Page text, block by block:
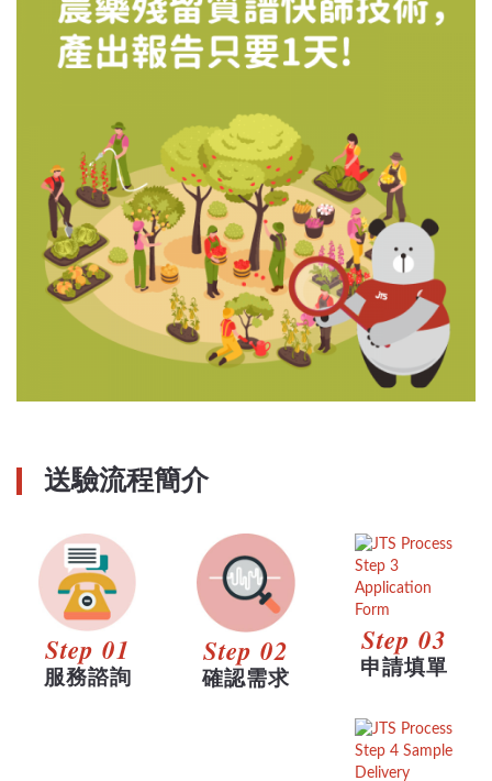
送驗流程簡介
Step 01
服務諮詢
Step 02
確認需求
Step 03
申請填單